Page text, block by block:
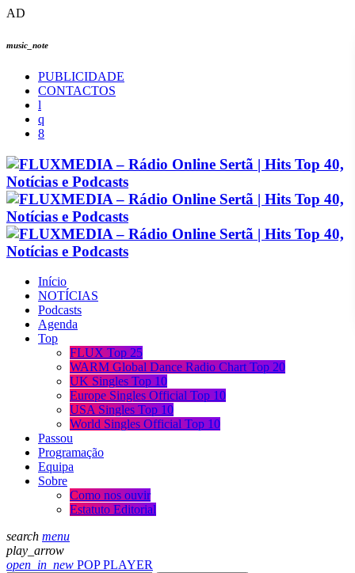
AD
music_note
PUBLICIDADE
CONTACTOS
Início
NOTÍCIAS
Podcasts
Agenda
Top
FLUX Top 25
WARM Global Dance Radio Chart Top 20
UK Singles Top 10
Europe Singles Official Top 10
USA Singles Top 10
World Singles Official Top 10
Passou
Programação
Equipa
Sobre
Como nos ouvir
Estatuto Editorial
search menu
play_arrow
open_in_new POP PLAYER